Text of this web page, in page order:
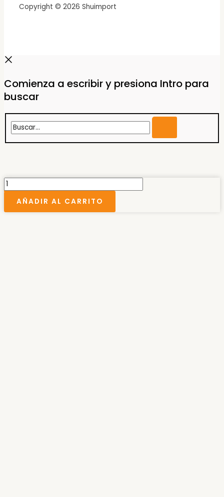
Copyright © 2026 Shuimport
Comienza a escribir y presiona Intro para
buscar
Buscar...
LAMPARA
WESTINGHOUSE
15W
AÑADIR AL CARRITO